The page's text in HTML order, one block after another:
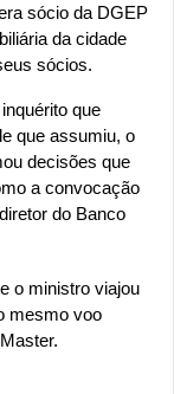
sócio da DGEP
da cidade
sócios.
que
que assumiu, o
decisões que
a convocação
do Banco
o ministro viajou
mesmo voo